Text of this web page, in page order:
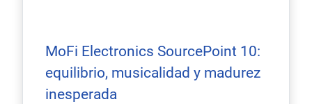
MoFi Electronics SourcePoint 10:
equilibrio, musicalidad y madurez
inesperada